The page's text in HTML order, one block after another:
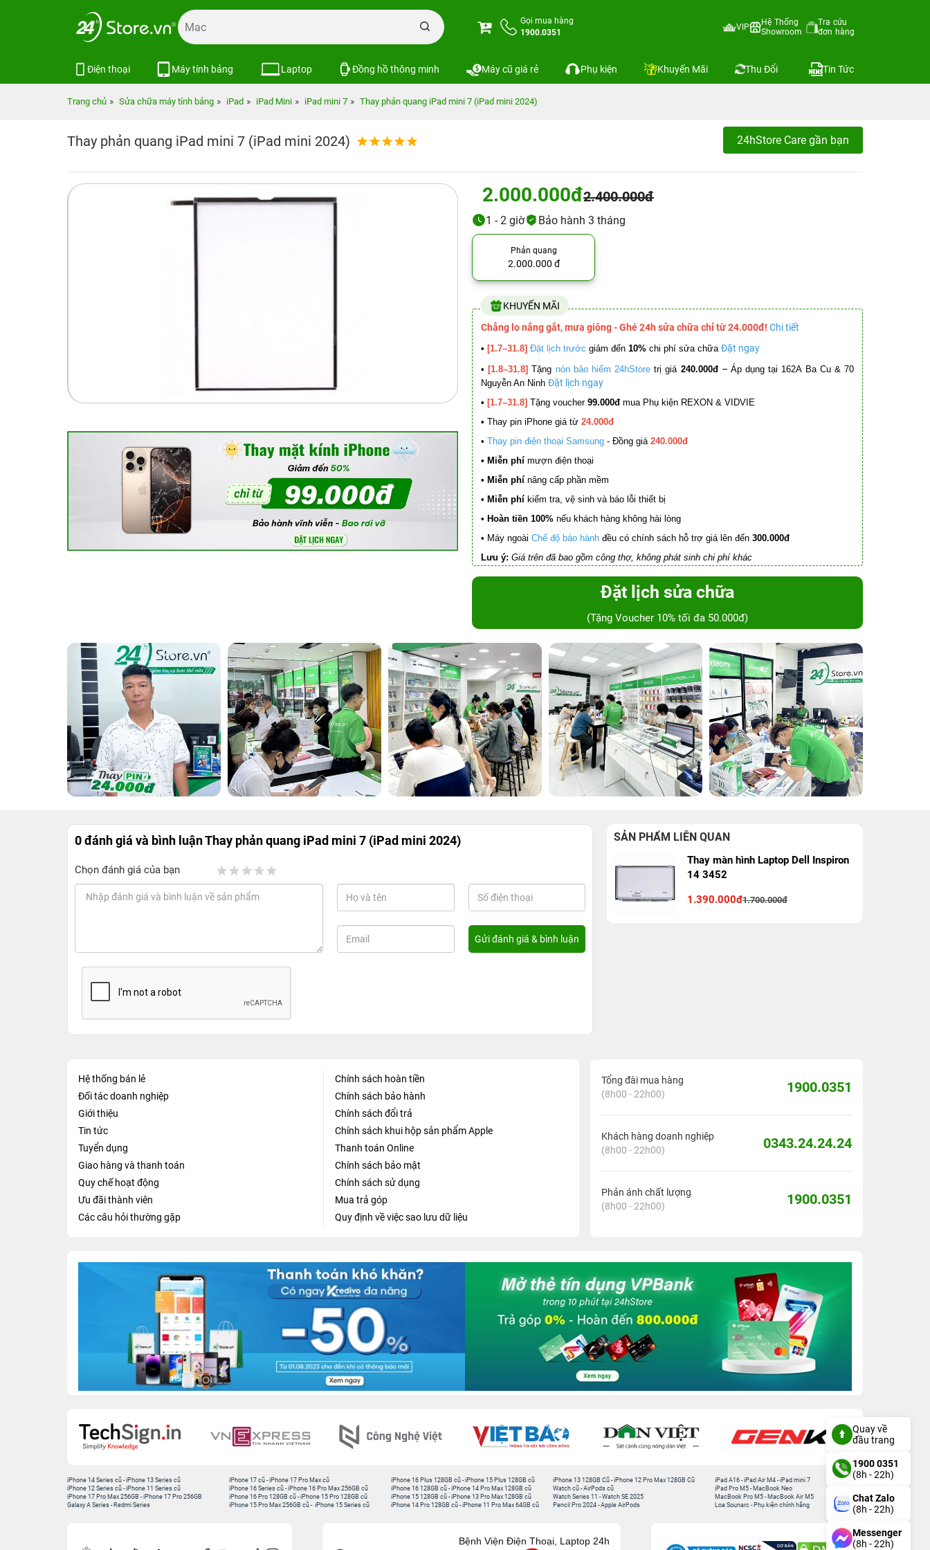
Gọi mua hàng
1900.0351
VIP
Hệ Thống
Showroom
Tra cứu
đơn hàng
Điện thoại Máy tính bảng Laptop Đồng hồ thông minh Máy cũ giá rẻ Phụ kiện Khuyến Mãi Thu Đổi Tin Tức
Trang chủ Sửa chữa máy tính bảng iPad iPad Mini iPad mini 7 Thay phản quang iPad mini 7 (iPad mini 2024)
Thay phản quang iPad mini 7 (iPad mini 2024) 24hStore Care gần bạn
2.000.000đ2.400.000đ
1 - 2 giờ Bảo hành 3 tháng
Phản quang
2.000.000 đ
KHUYẾN MÃI
Chẳng lo nắng gắt, mưa giông - Ghé 24h sửa chữa chỉ từ 24.000đ! Chi tiết
• [1.7–31.8] Đặt lịch trước giảm đến 10% chi phí sửa chữa Đặt ngay
• [1.8–31.8] Tặng nón bảo hiểm 24hStore trị giá 240.000đ – Áp dụng tại 162A Ba Cu & 70
Nguyễn An Ninh Đặt lịch ngay
• [1.7–31.8] Tặng voucher 99.000đ mua Phụ kiện REXON & VIDVIE
• Thay pin iPhone giá từ 24.000đ
• Thay pin điện thoại Samsung - Đồng giá 240.000đ
• Miễn phí mượn điện thoại
• Miễn phí nâng cấp phần mềm
• Miễn phí kiểm tra, vệ sinh và báo lỗi thiết bị
• Hoàn tiền 100% nếu khách hàng không hài lòng
• Máy ngoài Chế độ bảo hành đều có chính sách hỗ trợ giá lên đến 300.000đ
Lưu ý: Giá trên đã bao gồm công thợ, không phát sinh chi phí khác
Đặt lịch sửa chữa
(Tặng Voucher 10% tối đa 50.000đ)
0 đánh giá và bình luậnThay phản quang iPad mini 7 (iPad mini 2024)
Chọn đánh giá của bạn
SẢN PHẨM LIÊN QUAN
Thay màn hình Laptop Dell Inspiron
14 3452
1.390.000đ1.700.000đ
Hệ thống bán lẻ
Đối tác doanh nghiệp
Giới thiệu
Tin tức
Tuyển dụng
Giao hàng và thanh toán
Quy chế hoạt động
Ưu đãi thành viên
Các câu hỏi thường gặp
Chính sách hoàn tiền
Chính sách bảo hành
Chính sách đổi trả
Chính sách khui hộp sản phẩm Apple
Thanh toán Online
Chính sách bảo mật
Chính sách sử dụng
Mua trả góp
Quy định về việc sao lưu dữ liệu
Tổng đài mua hàng
(8h00 - 22h00)
1900.0351
Khách hàng doanh nghiệp
(8h00 - 22h00)
0343.24.24.24
Phản ánh chất lượng
(8h00 - 22h00)
1900.0351
iPhone 14 Series cũ -iPhone 13 Series cũ
iPhone 12 Series cũ -iPhone 11 Series cũ
iPhone 17 Pro Max 256GB -iPhone 17 Pro 256GB
Galaxy A Series - Redmi Series
iPhone 17 cũ -iPhone 17 Pro Max cũ
iPhone 16 Series cũ - iPhone 16 Pro Max 256GB cũ
iPhone 16 Pro 128GB cũ -iPhone 15 Pro 128GB cũ
iPhone 15 Pro Max 256GB cũ - iPhone 15 Series cũ
iPhone 16 Plus 128GB cũ -iPhone 15 Plus 128GB cũ
iPhone 16 128GB cũ -iPhone 14 Pro Max 128GB cũ
iPhone 15 128GB cũ -iPhone 13 Pro Max 128GB cũ
iPhone 14 Pro 128GB cũ -iPhone 11 Pro Max 64GB cũ
iPhone 13 128GB Cũ -iPhone 12 Pro Max 128GB Cũ
Watch cũ -AirPods cũ
Watch Series 11 -Watch SE 2025
Pencil Pro 2024 -Apple AirPods
iPad A16 -iPad Air M4 -iPad mini 7
iPad Pro M5 - MacBook Neo
MacBook Pro M5 - MacBook Air M5
Loa Sounarc - Phụ kiện chính hãng
Bệnh Viện Điện Thoại, Laptop 24h
Quay về
đầu trang
1900 0351
(8h - 22h)
Chat Zalo
(8h - 22h)
Messenger
(8h - 22h)